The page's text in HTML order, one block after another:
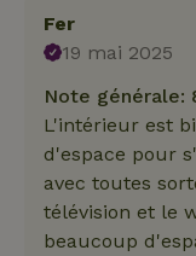
Fer
19 mai 2025
Note générale:
L'intérieur est
d'espace pour
avec toutes
télévision et le
beaucoup